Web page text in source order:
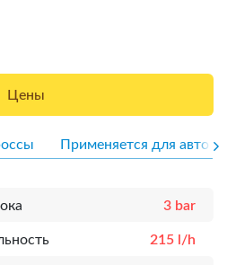
Цены
Применяется для авто
3 bar
215 l/h